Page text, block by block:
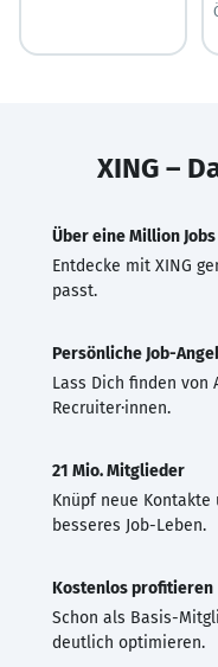
XING –
Über eine Million Jobs
Entdecke mit XING
passt.
Persönliche Job-
Lass Dich finden von
Recruiter·innen.
21 Mio. Mitglieder
Knüpf neue
besseres Job-Leben.
Kostenlos profitieren
Schon als Basis-
deutlich optimieren.